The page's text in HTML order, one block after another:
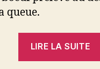
queue.
LIRE LA SUITE